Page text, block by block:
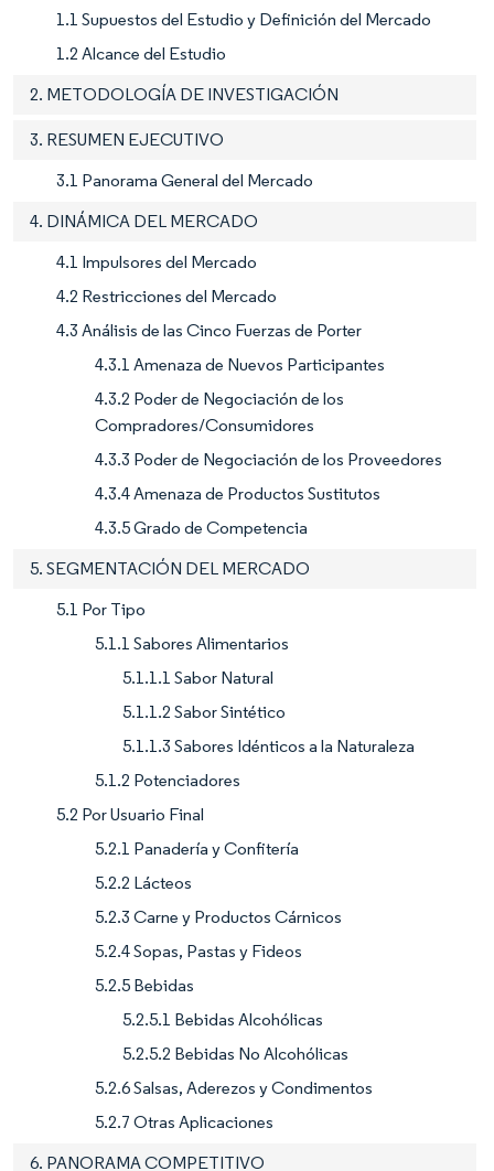
1.1 Supuestos del Estudio y Definición del Mercado
1.2 Alcance del Estudio
2. METODOLOGÍA DE INVESTIGACIÓN
3. RESUMEN EJECUTIVO
3.1 Panorama General del Mercado
4. DINÁMICA DEL MERCADO
4.1 Impulsores del Mercado
4.2 Restricciones del Mercado
4.3 Análisis de las Cinco Fuerzas de Porter
4.3.1 Amenaza de Nuevos Participantes
4.3.2 Poder de Negociación de los
Compradores/Consumidores
4.3.3 Poder de Negociación de los Proveedores
4.3.4 Amenaza de Productos Sustitutos
4.3.5 Grado de Competencia
5. SEGMENTACIÓN DEL MERCADO
5.1 Por Tipo
5.1.1 Sabores Alimentarios
5.1.1.1 Sabor Natural
5.1.1.2 Sabor Sintético
5.1.1.3 Sabores Idénticos a la Naturaleza
5.1.2 Potenciadores
5.2 Por Usuario Final
5.2.1 Panadería y Confitería
5.2.2 Lácteos
5.2.3 Carne y Productos Cárnicos
5.2.4 Sopas, Pastas y Fideos
5.2.5 Bebidas
5.2.5.1 Bebidas Alcohólicas
5.2.5.2 Bebidas No Alcohólicas
5.2.6 Salsas, Aderezos y Condimentos
5.2.7 Otras Aplicaciones
6. PANORAMA COMPETITIVO